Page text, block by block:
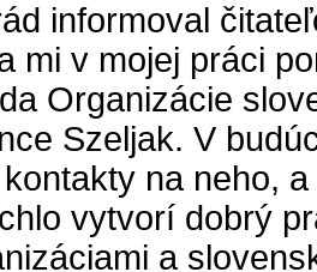
informoval
mi v mojej práci
Organizácie
Szeljak. V
na neho,
vytvorí dobrý
a